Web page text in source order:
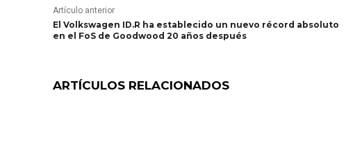
Artículo anterior
El Volkswagen ID.R ha establecido un nuevo récord absoluto
en el FoS de Goodwood 20 años después
ARTÍCULOS RELACIONADOS